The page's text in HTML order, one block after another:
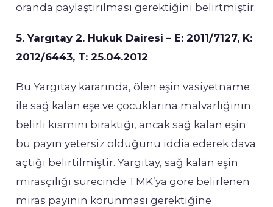
oranda paylaştırılması gerektiğini belirtmiştir.
5. Yargıtay 2. Hukuk Dairesi – E: 2011/7127, K:
2012/6443, T: 25.04.2012
Bu Yargıtay kararında, ölen eşin vasiyetname
ile sağ kalan eşe ve çocuklarına malvarlığının
belirli kısmını bıraktığı, ancak sağ kalan eşin
bu payın yetersiz olduğunu iddia ederek dava
açtığı belirtilmiştir. Yargıtay, sağ kalan eşin
mirasçılığı sürecinde TMK’ya göre belirlenen
miras payının korunması gerektiğine